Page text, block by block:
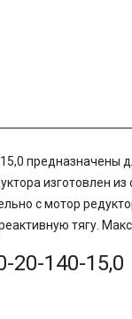
предназначены
изготовлен из
с мотор
тягу.
20-140-15,0